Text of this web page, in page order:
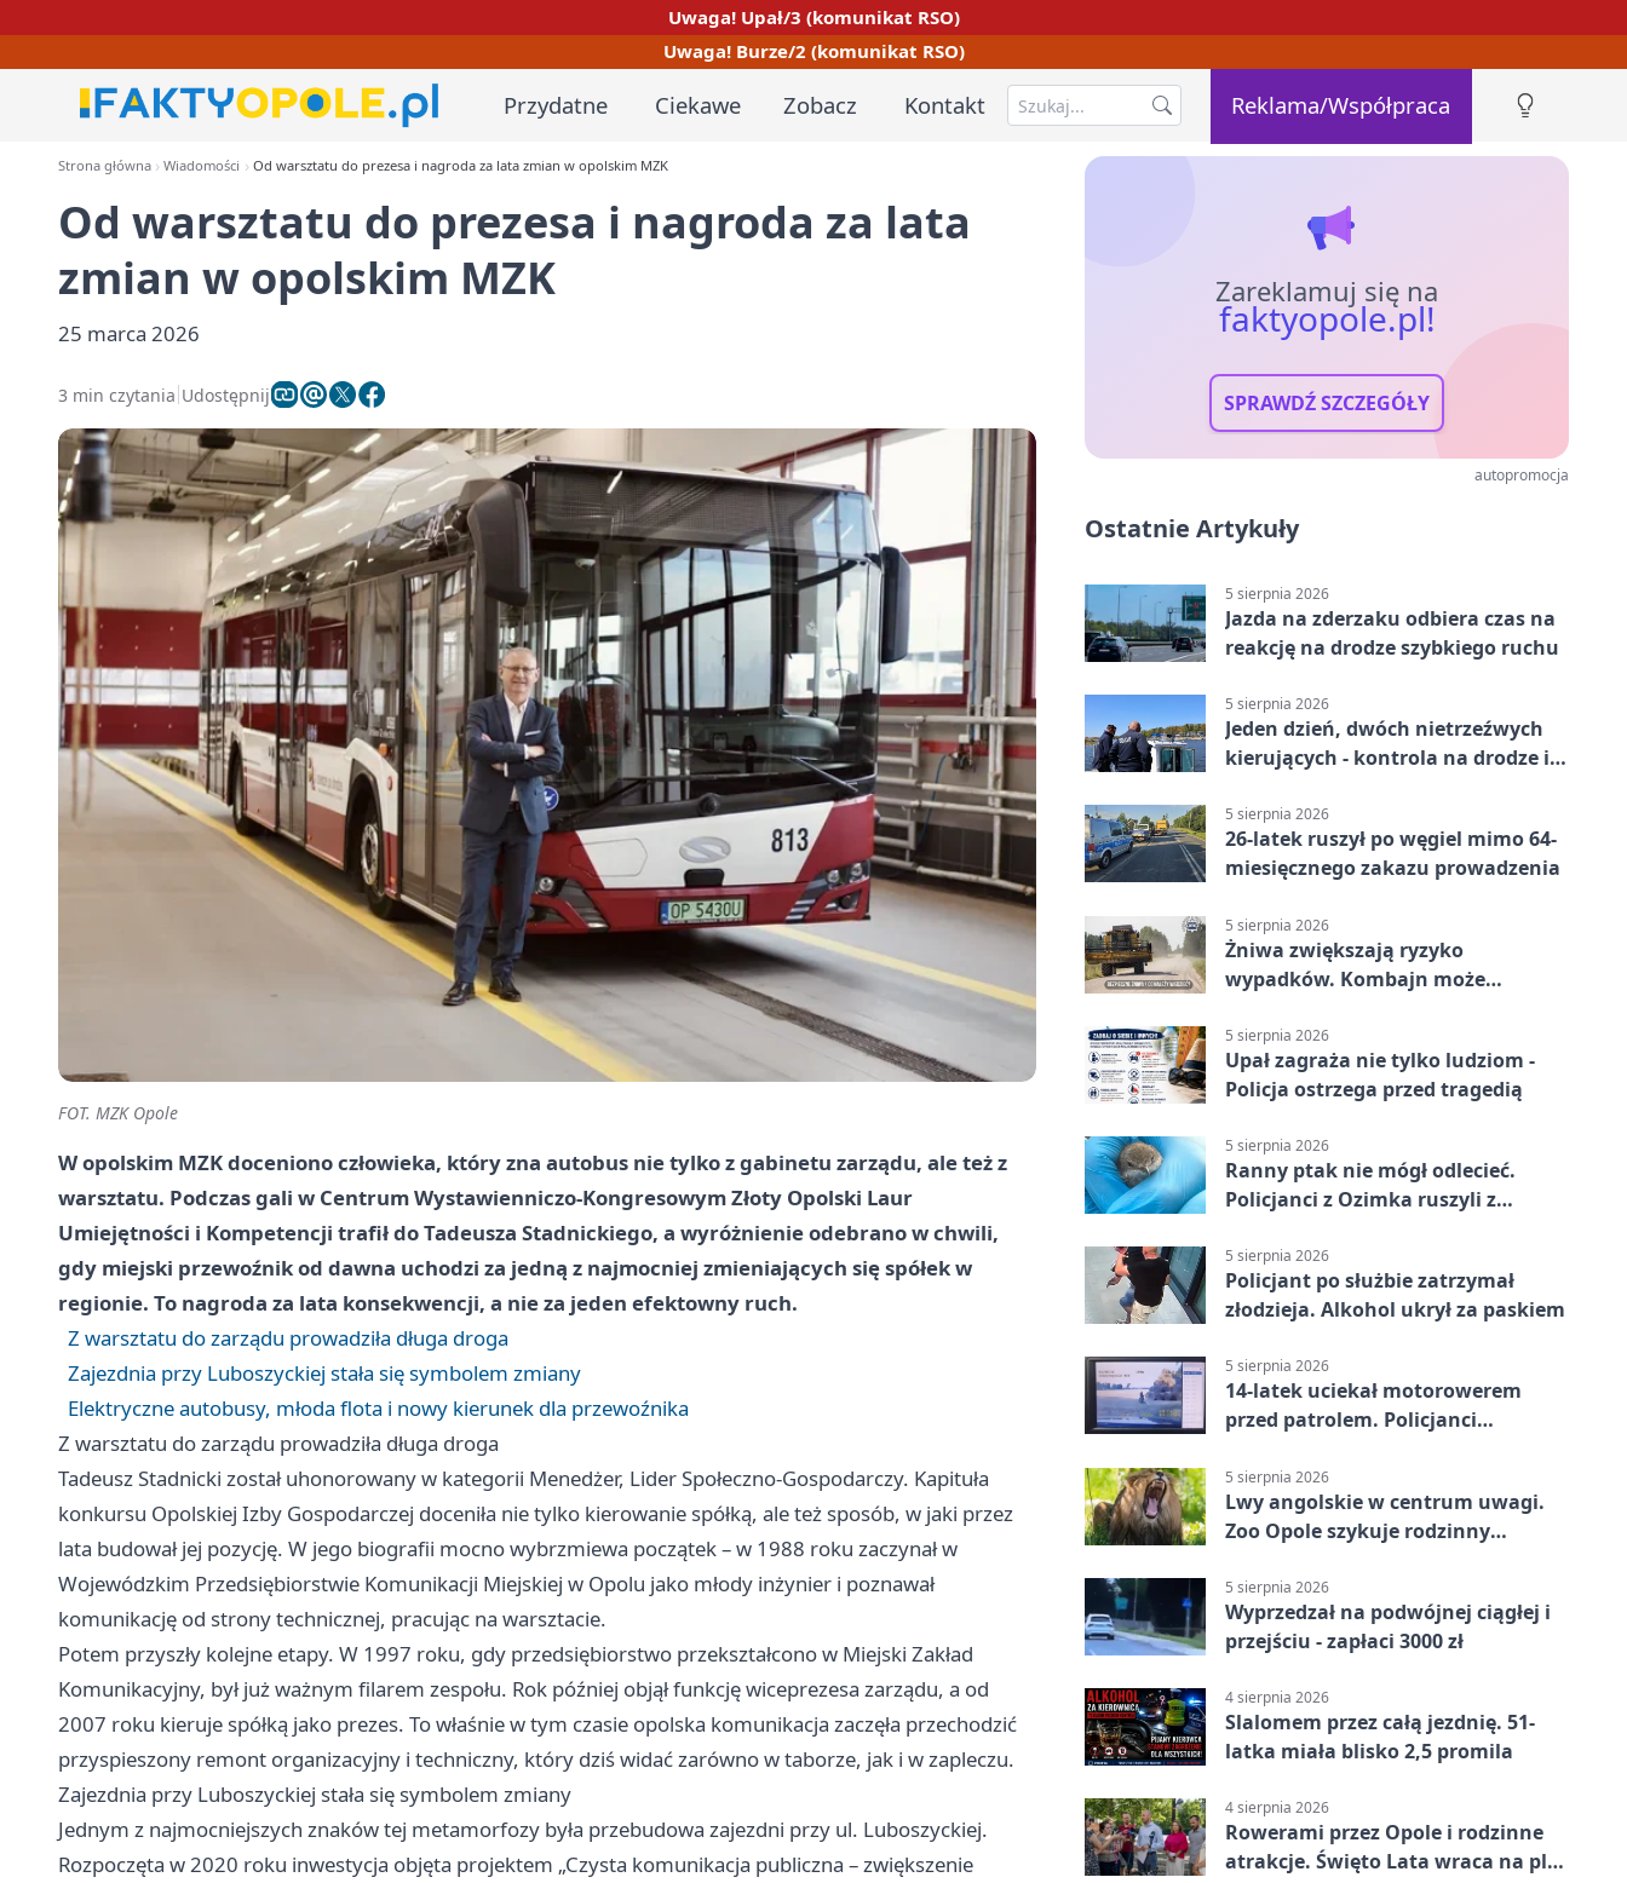
Uwaga! Upał/3 (komunikat RSO)
Uwaga! Burze/2 (komunikat RSO)
Przydatne Ciekawe Zobacz Kontakt Reklama/Współpraca
Strona główna Wiadomości Od warsztatu do prezesa i nagroda za lata zmian w opolskim MZK
Od warsztatu do prezesa i nagroda za lata
zmian w opolskim MZK
25 marca 2026
3 min czytania Udostępnij
FOT. MZK Opole
W opolskim MZK doceniono człowieka, który zna autobus nie tylko z gabinetu zarządu, ale też z
warsztatu. Podczas gali w Centrum Wystawienniczo-Kongresowym Złoty Opolski Laur
Umiejętności i Kompetencji trafił do Tadeusza Stadnickiego, a wyróżnienie odebrano w chwili,
gdy miejski przewoźnik od dawna uchodzi za jedną z najmocniej zmieniających się spółek w
regionie. To nagroda za lata konsekwencji, a nie za jeden efektowny ruch.
Z warsztatu do zarządu prowadziła długa droga
Zajezdnia przy Luboszyckiej stała się symbolem zmiany
Elektryczne autobusy, młoda flota i nowy kierunek dla przewoźnika
Z warsztatu do zarządu prowadziła długa droga
Tadeusz Stadnicki został uhonorowany w kategorii Menedżer, Lider Społeczno-Gospodarczy. Kapituła
konkursu Opolskiej Izby Gospodarczej doceniła nie tylko kierowanie spółką, ale też sposób, w jaki przez
lata budował jej pozycję. W jego biografii mocno wybrzmiewa początek – w 1988 roku zaczynał w
Wojewódzkim Przedsiębiorstwie Komunikacji Miejskiej w Opolu jako młody inżynier i poznawał
komunikację od strony technicznej, pracując na warsztacie.
Potem przyszły kolejne etapy. W 1997 roku, gdy przedsiębiorstwo przekształcono w Miejski Zakład
Komunikacyjny, był już ważnym filarem zespołu. Rok później objął funkcję wiceprezesa zarządu, a od
2007 roku kieruje spółką jako prezes. To właśnie w tym czasie opolska komunikacja zaczęła przechodzić
przyspieszony remont organizacyjny i techniczny, który dziś widać zarówno w taborze, jak i w zapleczu.
Zajezdnia przy Luboszyckiej stała się symbolem zmiany
Jednym z najmocniejszych znaków tej metamorfozy była przebudowa zajezdni przy ul. Luboszyckiej.
Rozpoczęta w 2020 roku inwestycja objęta projektem „Czysta komunikacja publiczna – zwiększenie
Zareklamuj się na
faktyopole.pl!
SPRAWDŹ SZCZEGÓŁY
autopromocja
Ostatnie Artykuły
5 sierpnia 2026
Jazda na zderzaku odbiera czas na
reakcję na drodze szybkiego ruchu
5 sierpnia 2026
Jeden dzień, dwóch nietrzeźwych
kierujących - kontrola na drodze i
5 sierpnia 2026
26-latek ruszył po węgiel mimo 64-
miesięcznego zakazu prowadzenia
5 sierpnia 2026
Żniwa zwiększają ryzyko
wypadków. Kombajn może
5 sierpnia 2026
Upał zagraża nie tylko ludziom -
Policja ostrzega przed tragedią
5 sierpnia 2026
Ranny ptak nie mógł odlecieć.
Policjanci z Ozimka ruszyli z
5 sierpnia 2026
Policjant po służbie zatrzymał
złodzieja. Alkohol ukrył za paskiem
5 sierpnia 2026
14-latek uciekał motorowerem
przed patrolem. Policjanci
5 sierpnia 2026
Lwy angolskie w centrum uwagi.
Zoo Opole szykuje rodzinny
5 sierpnia 2026
Wyprzedzał na podwójnej ciągłej i
przejściu - zapłaci 3000 zł
4 sierpnia 2026
Slalomem przez całą jezdnię. 51-
latka miała blisko 2,5 promila
4 sierpnia 2026
Rowerami przez Opole i rodzinne
atrakcje. Święto Lata wraca na plac